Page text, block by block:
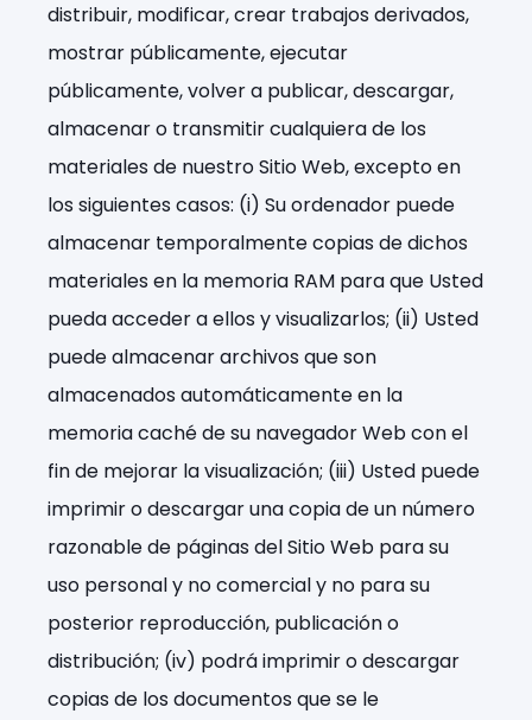
distribuir, modificar, crear trabajos derivados,
mostrar públicamente, ejecutar
públicamente, volver a publicar, descargar,
almacenar o transmitir cualquiera de los
materiales de nuestro Sitio Web, excepto en
los siguientes casos: (i) Su ordenador puede
almacenar temporalmente copias de dichos
materiales en la memoria RAM para que Usted
pueda acceder a ellos y visualizarlos; (ii) Usted
puede almacenar archivos que son
almacenados automáticamente en la
memoria caché de su navegador Web con el
fin de mejorar la visualización; (iii) Usted puede
imprimir o descargar una copia de un número
razonable de páginas del Sitio Web para su
uso personal y no comercial y no para su
posterior reproducción, publicación o
distribución; (iv) podrá imprimir o descargar
copias de los documentos que se le